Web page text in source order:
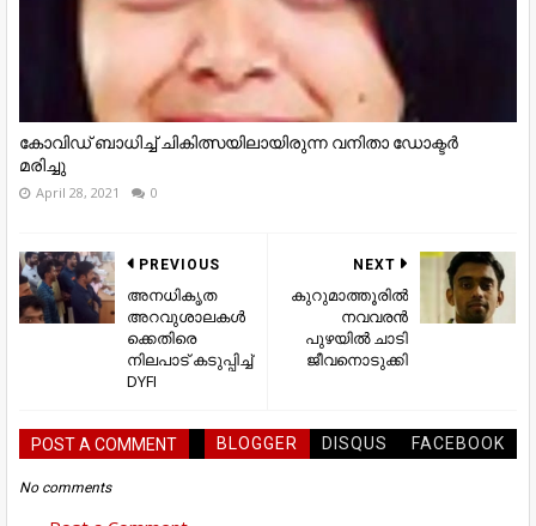
കോവിഡ് ബാധിച്ച് ചികിത്സയിലായിരുന്ന വനിതാ ഡോക്ടർ
മരിച്ചു
April 28, 2021 0
NEXT
കുറുമാത്തൂരില്‍
നവവരന്‍
പുഴയില്‍ ചാടി
ജീവനൊടുക്കി
PREVIOUS
അനധികൃത
അറവുശാലകൾ
ക്കെതിരെ
നിലപാട് കടുപ്പിച്ച്
DYFI
POST A COMMENT BLOGGER DISQUS FACEBOOK
No comments